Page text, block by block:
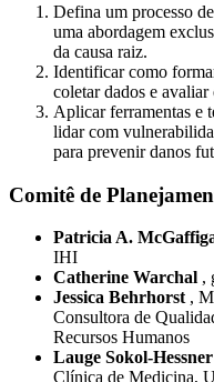
Defina um processo
uma abordagem
da causa raiz.
Identificar como
coletar dados e avaliar
Aplicar ferramentas e
lidar com
​​para prevenir danos
Comitê de
Patricia A.
IHI
Catherine Warchal ,
Jessica Behrhorst ,
Consultora de
Recursos Humanos
Lauge Sokol-Hessner
Clínica de Medicina,